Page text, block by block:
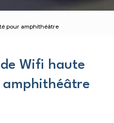
pour amphithéâtre
Wifi haute
amphithéâtre